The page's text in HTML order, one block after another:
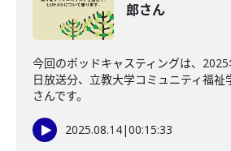
郎さん
今回のポッドキャスティングは、
日放送分、立教大学コミュニティ福祉
さんです。
2025.08.14|00:15:33